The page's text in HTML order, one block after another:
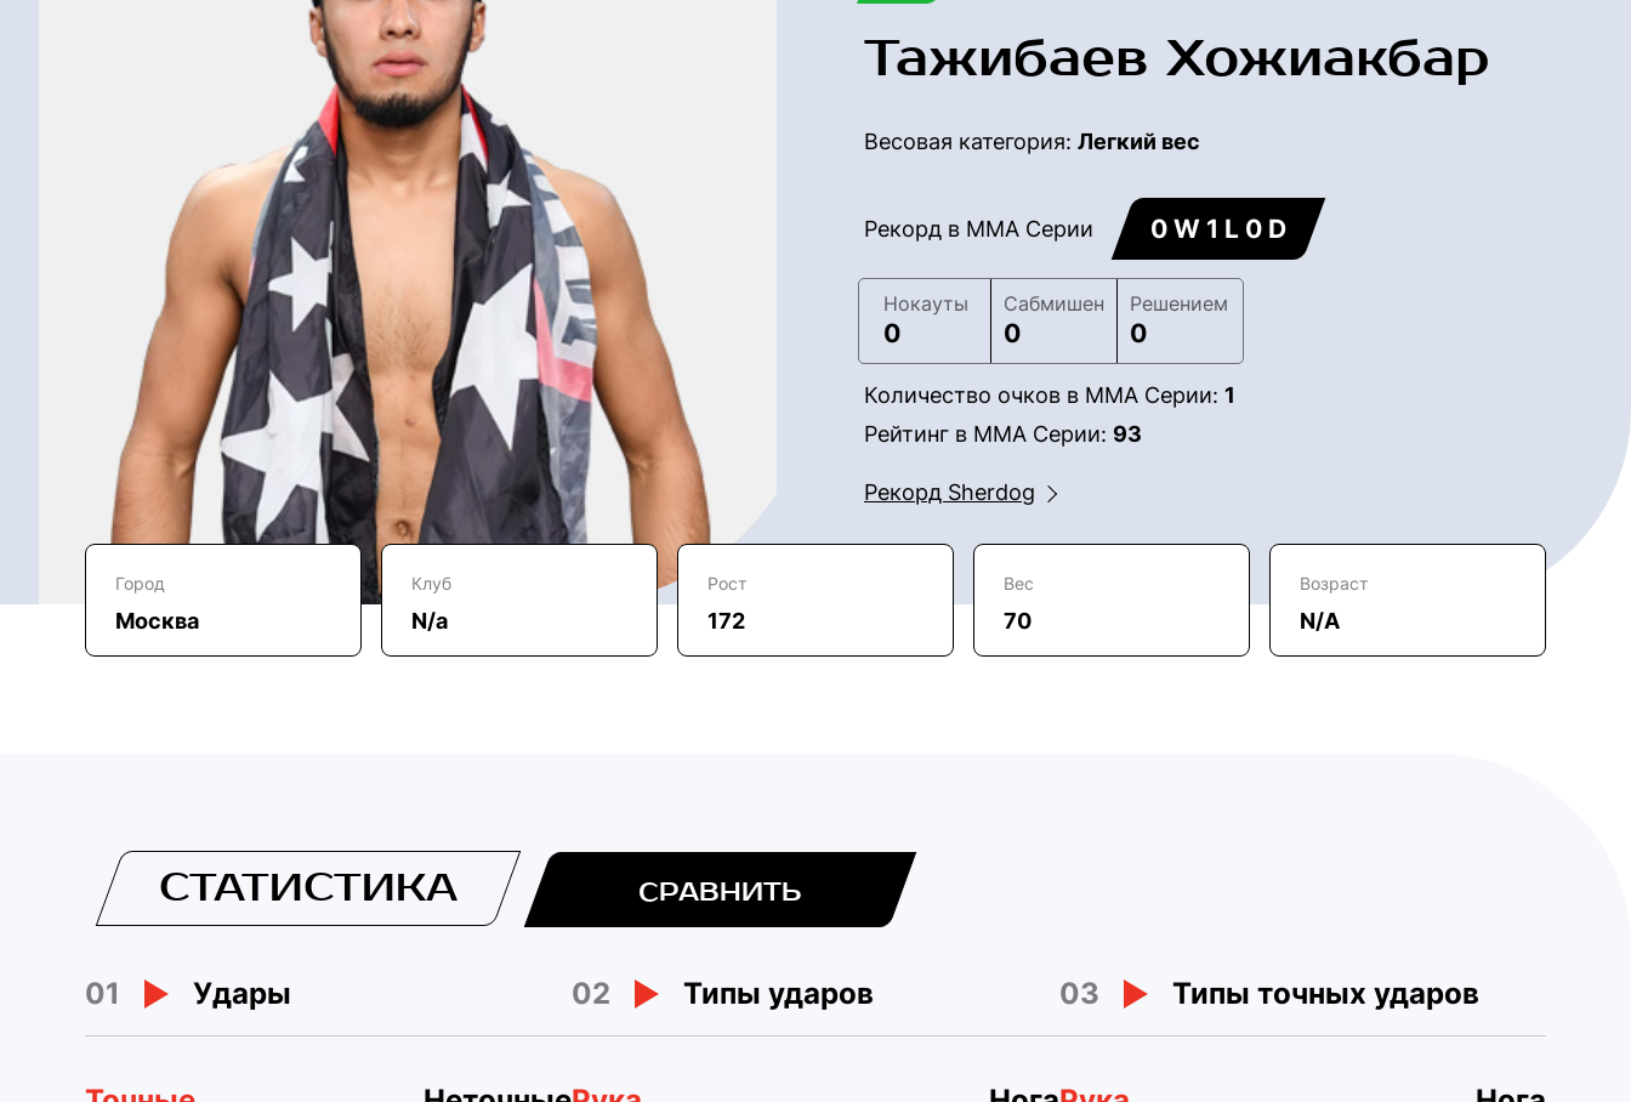
Тажибаев Хожиакбар
Весовая категория: Легкий вес
Рекорд в ММА Серии 0 W 1 L 0 D
Нокауты
0
Сабмишен
0
Решением
0
Количество очков в ММА Серии: 1
Рейтинг в ММА Серии: 93
Рекорд Sherdog
Город
Москва
Клуб
N/a
Рост
172
Вес
70
Возраст
N/A
СТАТИСТИКА СРАВНИТЬ
01 Удары 02 Типы ударов 03 Типы точных ударов